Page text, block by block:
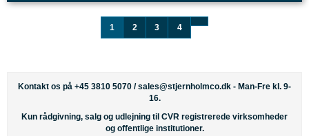
1 2 3 4
Kontakt os på +45 3810 5070 /sales@stjernholmco.dk - Man-Fre kl. 9-
16.
Kun rådgivning, salg og udlejning til CVR registrerede virksomheder
og offentlige institutioner.